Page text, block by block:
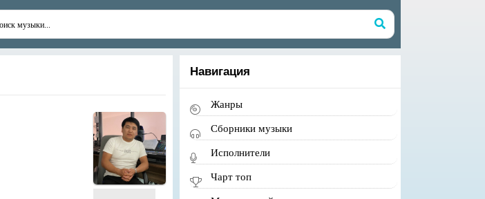
Навигация
Жанры
Сборники музыки
Исполнители
Чарт топ